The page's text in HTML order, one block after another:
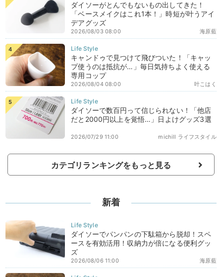
ダイソーがとんでもないもの出してきた！
「ベースメイクはこれ1本！」時短が叶うアイ
デアグッズ
海原藍
2026/08/03 08:00
キャンドゥで見つけて飛びついた！「キャッ
プ使うのは抵抗が…」毎日気持ちよく使える
専用コップ
叶こはく
2026/08/04 08:00
ダイソーで数百円って信じられない！「他店
だと2000円以上を覚悟…」日よけグッズ3選
michill ライフスタイル
2026/07/29 11:00
カテゴリランキングをもっと見る
新着
ダイソーでパンパンの下駄箱から脱却！スペ
ースを有効活用！収納力が倍になる便利グッ
ズ
海原藍
2026/08/06 11:00